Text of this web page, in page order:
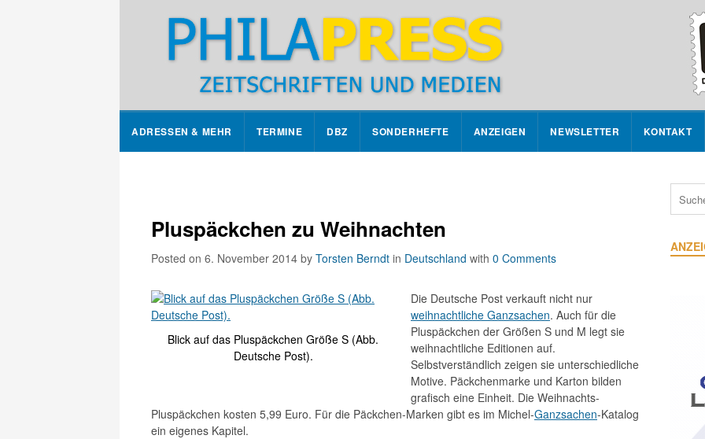
ADRESSEN & MEHR TERMINE DBZ SONDERHEFTE ANZEIGEN NEWSLETTER KONTAKT
Pluspäckchen zu Weihnachten
Posted on 6. November 2014 by Torsten Berndt in Deutschland with 0 Comments
Blick auf das Pluspäckchen Größe S (Abb.
Deutsche Post).
Die Deutsche Post verkauft nicht nur
weihnachtliche Ganzsachen. Auch für die
Pluspäckchen der Größen S und M legt sie
weihnachtliche Editionen auf.
Selbstverständlich zeigen sie unterschiedliche
Motive. Päckchenmarke und Karton bilden
grafisch eine Einheit. Die Weihnachts-
Pluspäckchen kosten 5,99 Euro. Für die Päckchen-Marken gibt es im Michel-Ganzsachen-Katalog
ein eigenes Kapitel.